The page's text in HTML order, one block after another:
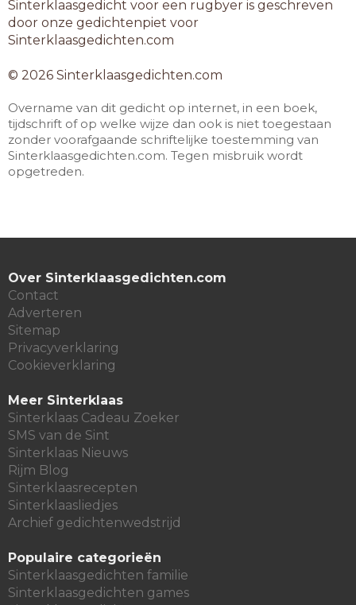
Sinterklaasgedicht voor een rugbyer is geschreven
door onze gedichtenpiet voor
Sinterklaasgedichten.com
© 2026 Sinterklaasgedichten.com
Overname van dit gedicht op internet, in een boek,
tijdschrift of op welke wijze dan ook is niet toegestaan
zonder voorafgaande schriftelijke toestemming van
Sinterklaasgedichten.com. Tegen misbruik wordt
opgetreden.
Over Sinterklaasgedichten.com
Contact
Adverteren
Sitemap
Privacyverklaring
Cookieverklaring
Meer Sinterklaas
Sinterklaas Cadeau Zoeker
SMS van de Sint
Sinterklaas Nieuws
Rijm Blog
Sinterklaasrecepten
Sinterklaasliedjes
Archief gedichtenwedstrijd
Populaire categorieën
Sinterklaasgedichten familie
Sinterklaasgedichten games